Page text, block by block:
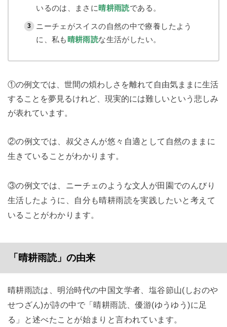
いるのは、まさに晴耕雨読である。
ニーチェがスイスの自然の中で療養したよう
に、私も 晴耕雨読な生活がしたい。
①の例文では、世間の煩わしさを離れて自由気ままに生活
することを夢見るけれど、現実的には難しいという悲しみ
が表れています。
②の例文では、叔父さんが悠々自適として自然のままに
生きていることがわかります。
③の例文では、ニーチェのような文人が田園でのんびり
生活したように、自分も晴耕雨読を実践したいと考えて
いることがわかります。
「晴耕雨読」の由来
晴耕雨読は、明治時代の中国文学者、塩谷節山(しおのや
せつざん)が詩の中で「晴耕雨読、優游(ゆうゆう)に足
る」と述べたことが始まりと言われています。